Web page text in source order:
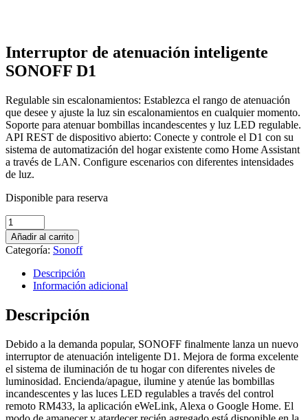
Interruptor de atenuación inteligente
SONOFF D1
Regulable sin escalonamientos: Establezca el rango de atenuación
que desee y ajuste la luz sin escalonamientos en cualquier momento.
Soporte para atenuar bombillas incandescentes y luz LED regulable.
API REST de dispositivo abierto: Conecte y controle el D1 con su
sistema de automatización del hogar existente como Home Assistant
a través de LAN. Configure escenarios con diferentes intensidades
de luz.
Disponible para reserva
Interruptor
de
atenuación
inteligente
SONOFF
quantity
Añadir al carrito
Categoría: Sonoff
Descripción
Información adicional
Descripción
Debido a la demanda popular, SONOFF finalmente lanza un nuevo
interruptor de atenuación inteligente D1. Mejora de forma excelente
el sistema de iluminación de tu hogar con diferentes niveles de
luminosidad. Encienda/apague, ilumine y atenúe las bombillas
incandescentes y las luces LED regulables a través del control
remoto RM433, la aplicación eWeLink, Alexa o Google Home. El